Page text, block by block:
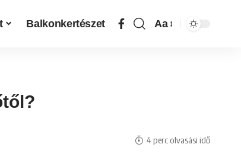
Balkonkertészet Aa
4 perc olvasási idő